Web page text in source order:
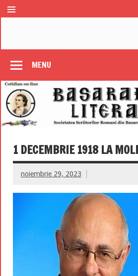
MENU
1 DECEMBRIE 1918 LA
noiembrie 29, 2023